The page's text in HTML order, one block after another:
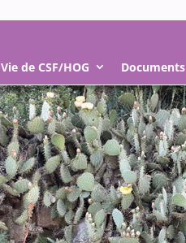
Vie de CSF/HOG Documents